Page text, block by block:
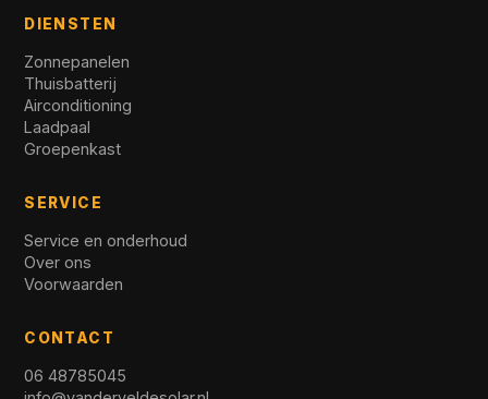
DIENSTEN
Zonnepanelen
Thuisbatterij
Airconditioning
Laadpaal
Groepenkast
SERVICE
Service en onderhoud
Over ons
Voorwaarden
CONTACT
06 48785045